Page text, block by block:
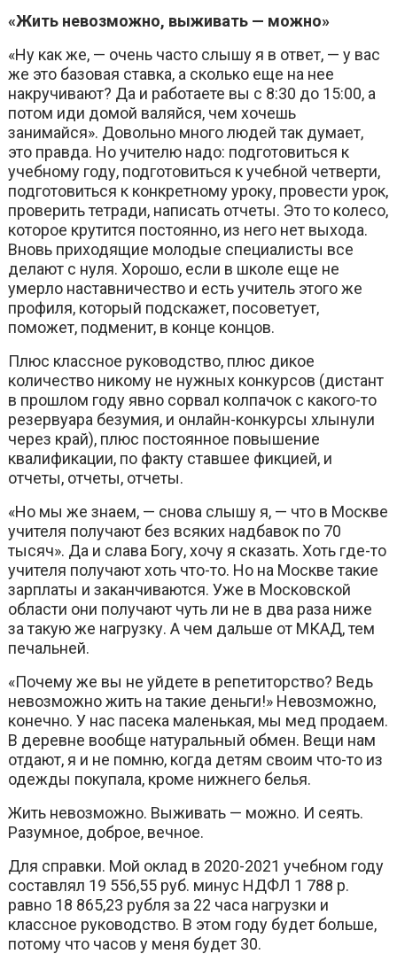
«Жить невозможно, выживать — можно»
«Ну как же, — очень часто слышу я в ответ, — у вас
же это базовая ставка, а сколько еще на нее
накручивают? Да и работаете вы с 8:30 до 15:00, а
потом иди домой валяйся, чем хочешь
занимайся». Довольно много людей так думает,
это правда. Но учителю надо: подготовиться к
учебному году, подготовиться к учебной четверти,
подготовиться к конкретному уроку, провести урок,
проверить тетради, написать отчеты. Это то колесо,
которое крутится постоянно, из него нет выхода.
Вновь приходящие молодые специалисты все
делают с нуля. Хорошо, если в школе еще не
умерло наставничество и есть учитель этого же
профиля, который подскажет, посоветует,
поможет, подменит, в конце концов.
Плюс классное руководство, плюс дикое
количество никому не нужных конкурсов (дистант
в прошлом году явно сорвал колпачок с какого-то
резервуара безумия, и онлайн-конкурсы хлынули
через край), плюс постоянное повышение
квалификации, по факту ставшее фикцией, и
отчеты, отчеты, отчеты.
«Но мы же знаем, — снова слышу я, — что в Москве
учителя получают без всяких надбавок по 70
тысяч». Да и слава Богу, хочу я сказать. Хоть где-то
учителя получают хоть что-то. Но на Москве такие
зарплаты и заканчиваются. Уже в Московской
области они получают чуть ли не в два раза ниже
за такую же нагрузку. А чем дальше от МКАД, тем
печальней.
«Почему же вы не уйдете в репетиторство? Ведь
невозможно жить на такие деньги!» Невозможно,
конечно. У нас пасека маленькая, мы мед продаем.
В деревне вообще натуральный обмен. Вещи нам
отдают, я и не помню, когда детям своим что-то из
одежды покупала, кроме нижнего белья.
Жить невозможно. Выживать — можно. И сеять.
Разумное, доброе, вечное.
Для справки. Мой оклад в 2020-2021 учебном году
составлял 19 556,55 руб. минус НДФЛ 1 788 р.
равно 18 865,23 рубля за 22 часа нагрузки и
классное руководство. В этом году будет больше,
потому что часов у меня будет 30.